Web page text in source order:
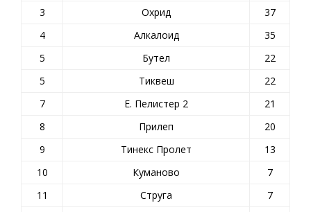
3
Охрид
37
4
Алкалоид
35
5
Бутел
22
5
Тиквеш
22
7
Е. Пелистер 2
21
8
Прилеп
20
9
Тинекс Пролет
13
10
Куманово
7
11
Струга
7